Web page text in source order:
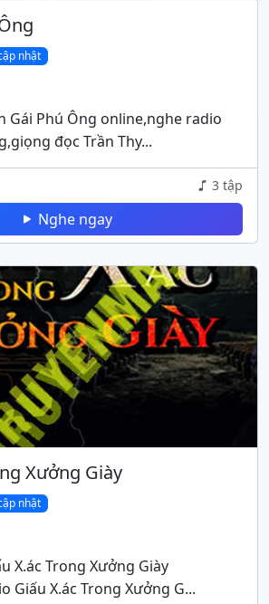
nhật
Gái Phú Ông online,nghe radio
đọc Trần Thy...
3 tập
Nghe ngay
Xưởng Giày
nhật
X.ác Trong Xưởng Giày
Giấu X.ác Trong Xưởng G...